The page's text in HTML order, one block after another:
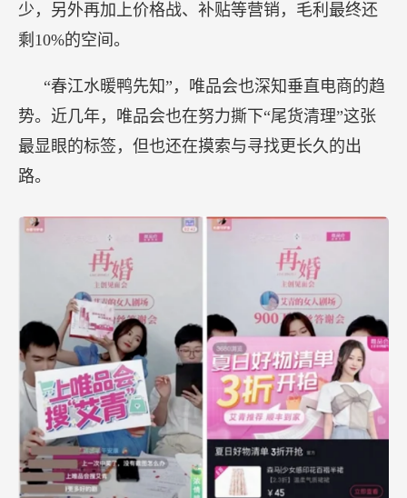
少，另外再加上价格战、补贴等营销，毛利最终还
剩10%的空间。
“春江水暖鸭先知”，唯品会也深知垂直电商的趋
势。近几年，唯品会也在努力撕下“尾货清理”这张
最显眼的标签，但也还在摸索与寻找更长久的出
路。